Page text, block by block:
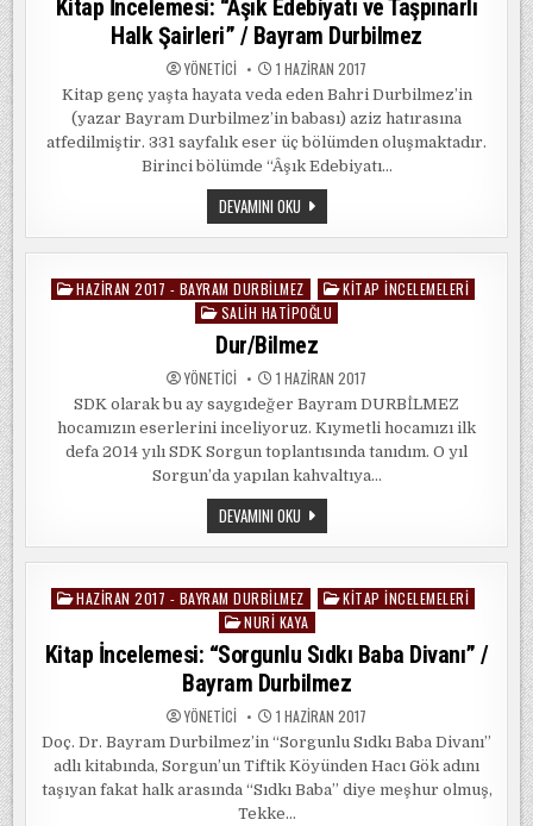
Kitap İncelemesi: “Âşık Edebiyatı ve Taşpınarlı
Halk Şairleri” / Bayram Durbilmez
YÖNETICI 1 HAZIRAN 2017
Kitap genç yaşta hayata veda eden Bahri Durbilmez’in
(yazar Bayram Durbilmez’in babası) aziz hatırasına
atfedilmiştir. 331 sayfalık eser üç bölümden oluşmaktadır.
Birinci bölümde “Âşık Edebiyatı…
DEVAMINI OKUKITAP
İNCELEMESI:
“ÂŞIK
EDEBIYATI
TAŞPINARLI
HALK
ŞAIRLERI”
/
BAYRAM
DURBILMEZ
Posted
HAZIRAN 2017 - BAYRAM DURBILMEZ
KITAP İNCELEMELERI
SALIH HATIPOĞLU
Dur/Bilmez
YÖNETICI 1 HAZIRAN 2017
SDK olarak bu ay saygıdeğer Bayram DURBİLMEZ
hocamızın eserlerini inceliyoruz. Kıymetli hocamızı ilk
defa 2014 yılı SDK Sorgun toplantısında tanıdım. O yıl
Sorgun’da yapılan kahvaltıya…
DEVAMINI OKUDUR/BILMEZ
Posted
HAZIRAN 2017 - BAYRAM DURBILMEZ
KITAP İNCELEMELERI
NURI KAYA
Kitap İncelemesi: “Sorgunlu Sıdkı Baba Divanı” /
Bayram Durbilmez
YÖNETICI 1 HAZIRAN 2017
Doç. Dr. Bayram Durbilmez’in “Sorgunlu Sıdkı Baba Divanı”
adlı kitabında, Sorgun’un Tiftik Köyünden Hacı Gök adını
taşıyan fakat halk arasında “Sıdkı Baba” diye meşhur olmuş,
Tekke…